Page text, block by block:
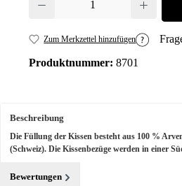
Zum Merkzettel hinzufügen
Produktnummer: 8701
Beschreibung
Die Füllung der Kissen besteht aus 100 %
(Schweiz). Die Kissenbezüge werden in einer
Bewertungen